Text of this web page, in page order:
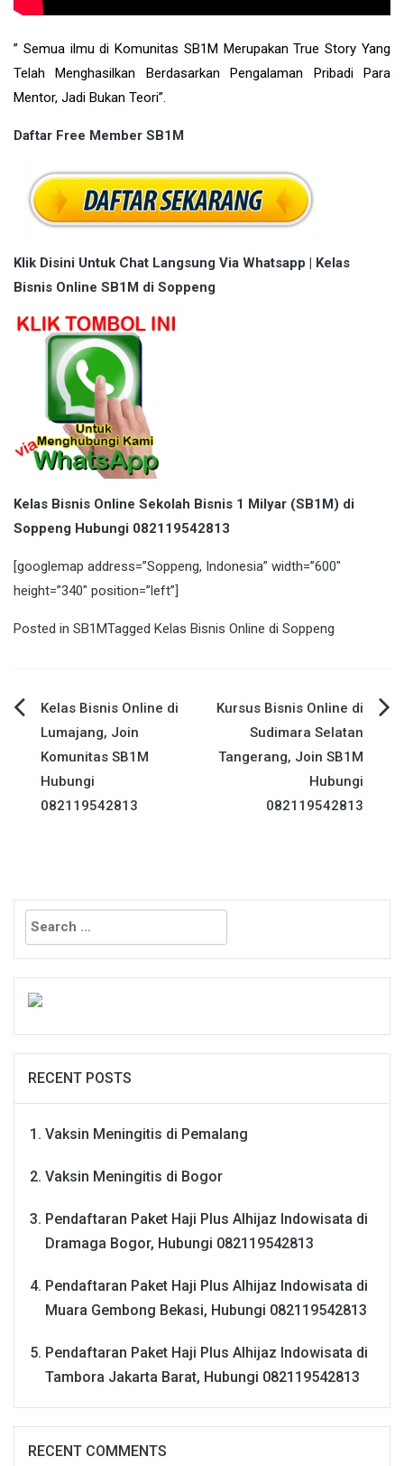
” Semua ilmu di Komunitas SB1M Merupakan True Story Yang
Telah Menghasilkan Berdasarkan Pengalaman Pribadi Para
Mentor, Jadi Bukan Teori”.
Daftar Free Member SB1M
Klik Disini Untuk Chat Langsung Via Whatsapp | Kelas
Bisnis Online SB1M di Soppeng
Kelas Bisnis Online Sekolah Bisnis 1 Milyar (SB1M) di
Soppeng Hubungi 082119542813
[googlemap address=”Soppeng, Indonesia” width=”600″
height=”340″ position=”left”]
Posted in SB1MTagged Kelas Bisnis Online di Soppeng
Post
navigation
Kelas Bisnis Online di
Lumajang, Join
Komunitas SB1M
Hubungi
082119542813
Kursus Bisnis Online di
Sudimara Selatan
Tangerang, Join SB1M
Hubungi
082119542813
Search
for:
RECENT POSTS
Vaksin Meningitis di Pemalang
Vaksin Meningitis di Bogor
Pendaftaran Paket Haji Plus Alhijaz Indowisata di
Dramaga Bogor, Hubungi 082119542813
Pendaftaran Paket Haji Plus Alhijaz Indowisata di
Muara Gembong Bekasi, Hubungi 082119542813
Pendaftaran Paket Haji Plus Alhijaz Indowisata di
Tambora Jakarta Barat, Hubungi 082119542813
RECENT COMMENTS